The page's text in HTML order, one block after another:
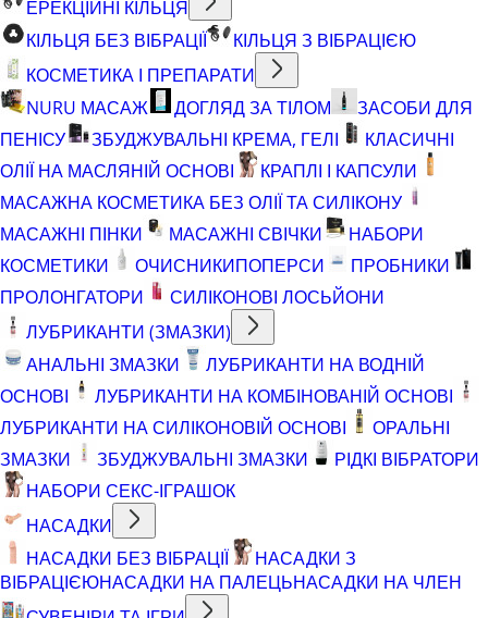
ЕРЕКЦІЙНІ КІЛЬЦЯ
КІЛЬЦЯ БЕЗ ВІБРАЦІЇ
КІЛЬЦЯ З ВІБРАЦІЄЮ
КОСМЕТИКА І ПРЕПАРАТИ
NURU МАСАЖ
ДОГЛЯД ЗА ТІЛОМ
ЗАСОБИ ДЛЯ
ПЕНІСУ
ЗБУДЖУВАЛЬНІ КРЕМА, ГЕЛІ
КЛАСИЧНІ
ОЛІЇ НА МАСЛЯНІЙ ОСНОВІ
КРАПЛІ І КАПСУЛИ
МАСАЖНА КОСМЕТИКА БЕЗ ОЛІЇ ТА СИЛІКОНУ
МАСАЖНІ ПІНКИ
МАСАЖНІ СВІЧКИ
НАБОРИ
КОСМЕТИКИ
ОЧИСНИКИПОПЕРСИ
ПРОБНИКИ
ПРОЛОНГАТОРИ
СИЛІКОНОВІ ЛОСЬЙОНИ
ЛУБРИКАНТИ (ЗМАЗКИ)
АНАЛЬНІ ЗМАЗКИ
ЛУБРИКАНТИ НА ВОДНІЙ
ОСНОВІ
ЛУБРИКАНТИ НА КОМБІНОВАНІЙ ОСНОВІ
ЛУБРИКАНТИ НА СИЛІКОНОВІЙ ОСНОВІ
ОРАЛЬНІ
ЗМАЗКИ
ЗБУДЖУВАЛЬНІ ЗМАЗКИ
РІДКІ ВІБРАТОРИ
НАБОРИ СЕКС-ІГРАШОК
НАСАДКИ
НАСАДКИ БЕЗ ВІБРАЦІЇ
НАСАДКИ З
ВІБРАЦІЄЮНАСАДКИ НА ПАЛЕЦЬНАСАДКИ НА ЧЛЕН